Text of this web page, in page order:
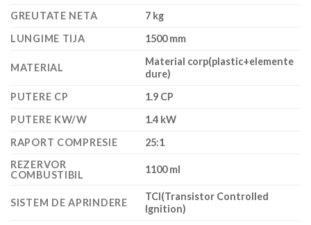
GREUTATE NETA
7 kg
LUNGIME TIJA
1500 mm
MATERIAL
Material corp(plastic+elemente
dure)
PUTERE CP
1.9 CP
PUTERE KW/W
1.4 kW
RAPORT COMPRESIE
25:1
REZERVOR
COMBUSTIBIL
1100 ml
SISTEM DE APRINDERE
TCI(Transistor Controlled
Ignition)